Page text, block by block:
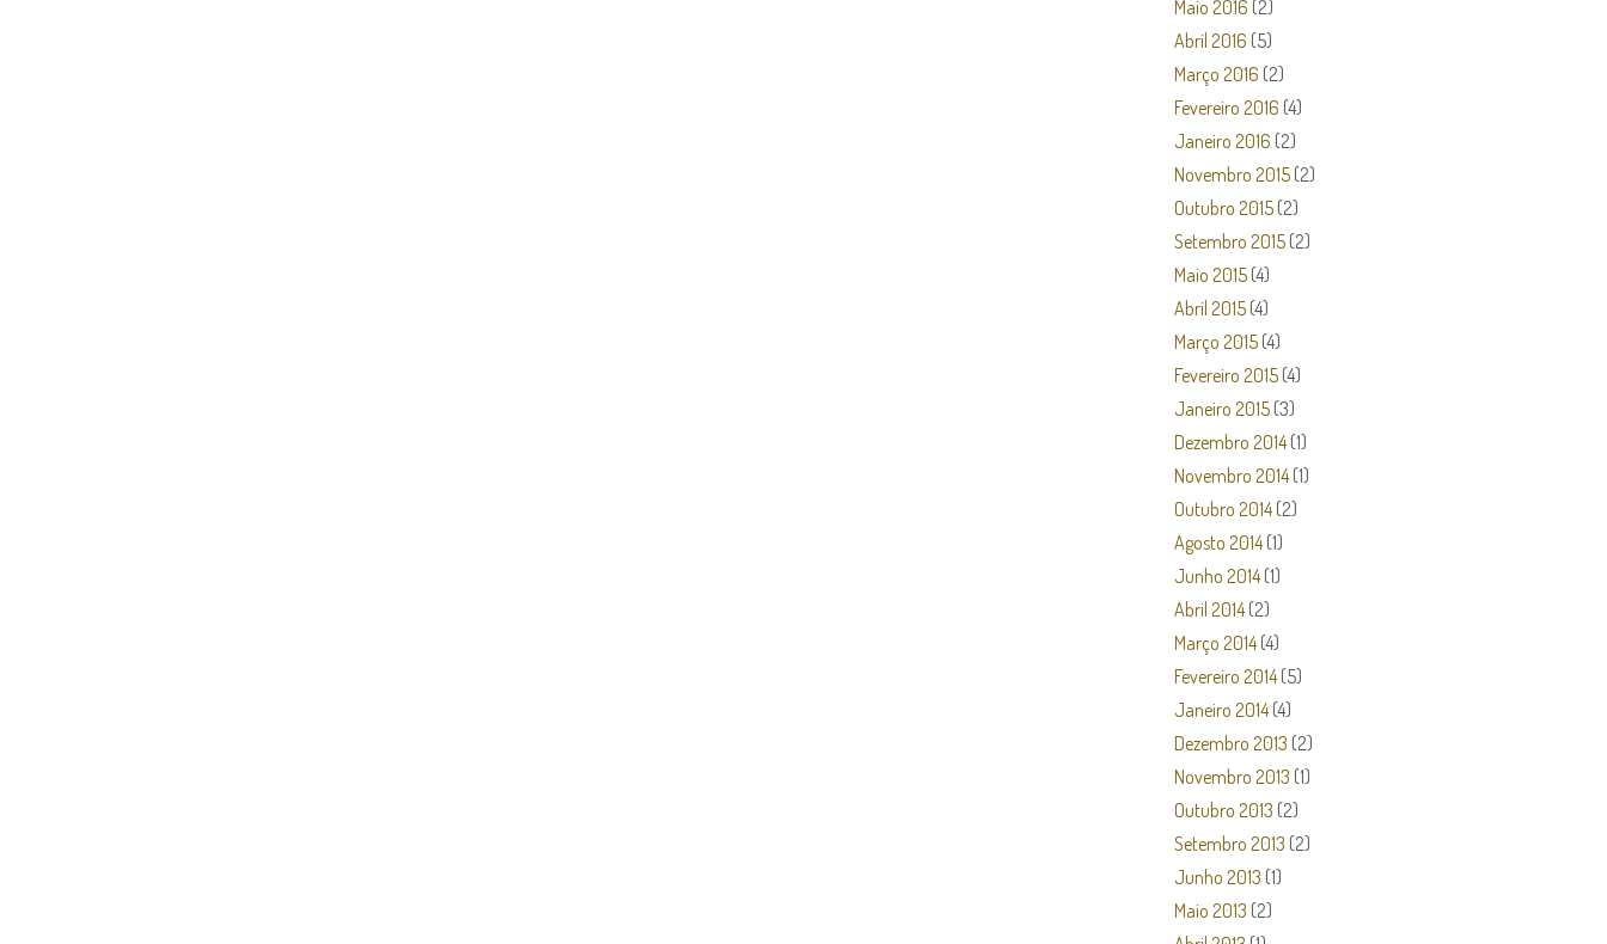
Maio 2016 (2)
Abril 2016 (5)
Março 2016 (2)
Fevereiro 2016 (4)
Janeiro 2016 (2)
Novembro 2015 (2)
Outubro 2015 (2)
Setembro 2015 (2)
Maio 2015 (4)
Abril 2015 (4)
Março 2015 (4)
Fevereiro 2015 (4)
Janeiro 2015 (3)
Dezembro 2014(1)
Novembro 2014(1)
Outubro 2014(2)
Agosto 2014(1)
Junho 2014(1)
Abril 2014(2)
Março 2014(4)
Fevereiro 2014(5)
Janeiro 2014(4)
Dezembro 2013 (2)
Novembro 2013 (1)
Outubro 2013 (2)
Setembro 2013 (2)
Junho 2013 (1)
Maio 2013 (2)